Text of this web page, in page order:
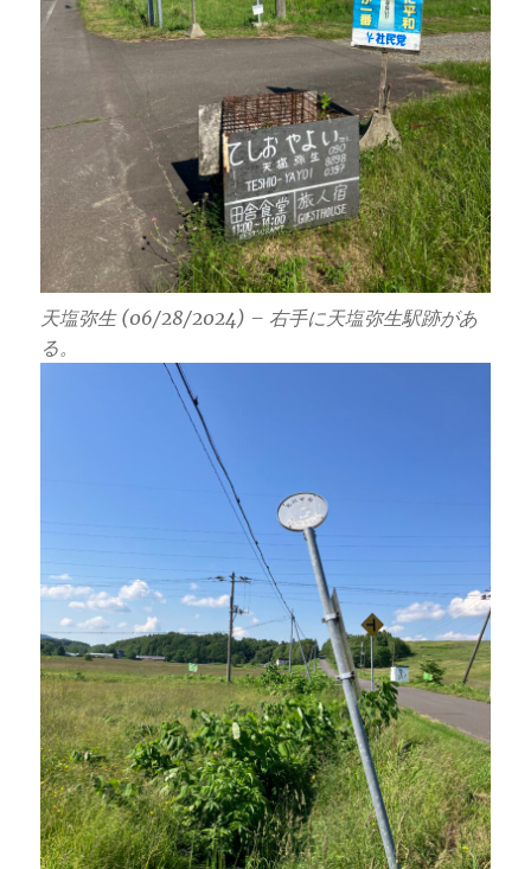
天塩弥生 (06/28/2024) – 右手に天塩弥生駅跡があ
る。